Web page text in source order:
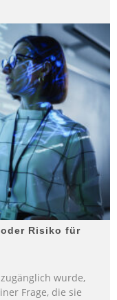
Risiko für
wurde,
Frage, die sie